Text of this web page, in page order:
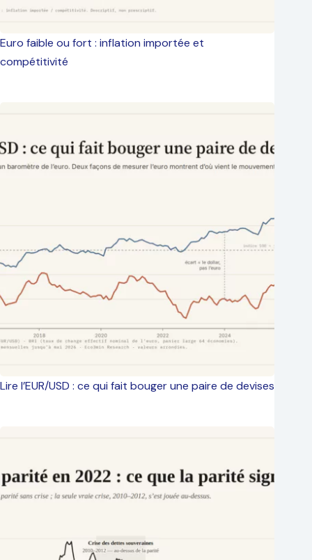
Euro faible ou fort : inflation importée et
compétitivité
Lire l’EUR/USD : ce qui fait bouger une paire de devises